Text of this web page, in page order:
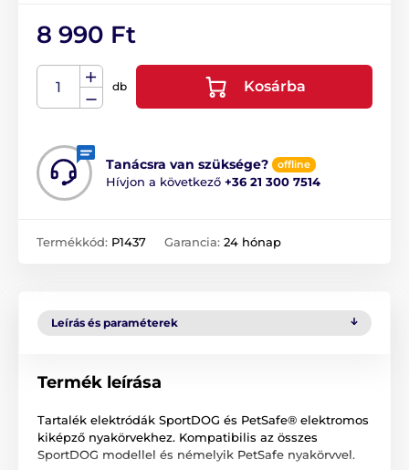
8 990 Ft
db Kosárba
Tanácsra van szüksége? offline
Hívjon a következő +36 21 300 7514
Termékkód: P1437 Garancia: 24 hónap
Leírás és paraméterek
Termék leírása
Tartalék elektródák SportDOG és PetSafe® elektromos
kiképző nyakörvekhez. Kompatibilis az összes
SportDOG modellel és némelyik PetSafe nyakörvvel.